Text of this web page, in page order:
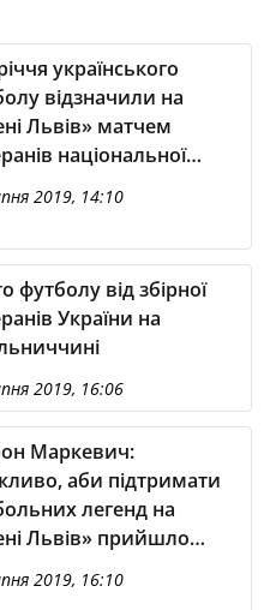
українського
відзначили на
Львів» матчем
національної
2019, 14:10
футболу від збірної
України на
2019, 16:06
Маркевич:
аби підтримати
легенд на
Львів» прийшло
2019, 16:10